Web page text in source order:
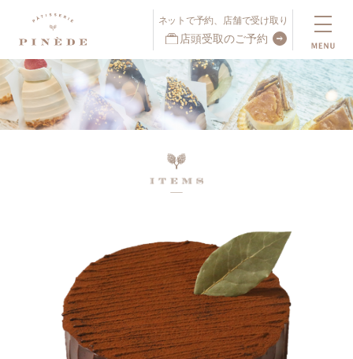
ネットで予約、店舗で受け取り
店頭受取のご予約
ネットで予約、店舗で受け取り
店頭受取予約受付中！